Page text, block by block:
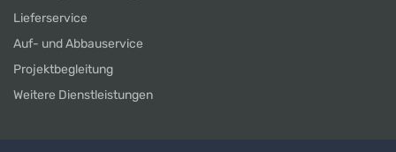
Lieferservice
Auf- und Abbauservice
Projektbegleitung
Weitere Dienstleistungen